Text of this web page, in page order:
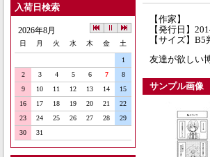
入荷日検索
2026年8月
日 月 火 水 木 金 土
1
2
3 4 5 6 7
8
9
10 11 12 13 14
15
16
17 18 19 20 21
22
23
24 25 26 27 28
29
30
31
【作家】
【発行日】
【サイズ】B5
友達が欲しい
サンプル画像